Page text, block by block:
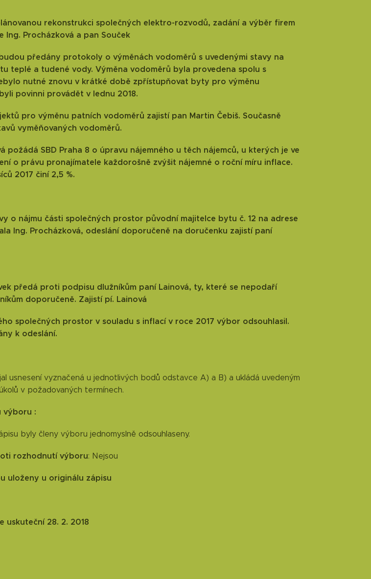
rekonstrukci společných elektro-rozvodů, zadání a výběr firem
Procházková a pan Souček
budou předány protokoly o výměnách vodoměrů s uvedenými stavy na
teplé a tudené vody. Výměna vodoměrů byla provedena spolu s
nutné znovu v krátké době zpřístupňovat byty pro výměnu
povinni provádět v lednu 2018.
pro výměnu patních vodoměrů zajistí pan Martin Čebiš. Současně
vyměňovaných vodoměrů.
požádá SBD Praha 8 o úpravu nájemného u těch nájemců, u kterých je ve
o právu pronajímatele každorošně zvýšit nájemné o roční míru inflace.
2017 činí 2,5 %.
o nájmu části společných prostor původní majitelce bytu č. 12 na adrese
Ing. Procházková, odeslání doporučeně na doručenku zajistí paní
předá proti podpisu dlužníkům paní Lainová, ty, které se nepodaří
doporučeně. Zajistí pí. Lainová
společných prostor v souladu s inflací v roce 2017 výbor odsouhlasil.
k odeslání.
usnesení vyznačená u jednotlivých bodů odstavce A) a B) a ukládá uvedeným
v požadovaných termínech.
výboru :
byly členy výboru jednomyslně odsouhlaseny.
rozhodnutí výboru: Nejsou
uloženy u originálu zápisu
uskuteční 28. 2. 2018